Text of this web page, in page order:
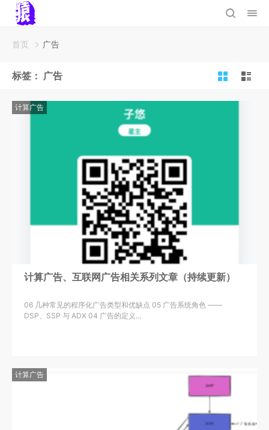
首页 广告
标签： 广告
计算广告
计算广告、互联网广告相关系列文章（持续更新）
06 几种常见的程序化广告类型和优缺点 05 广告系统角色 ——
DSP、SSP 与 ADX 04 广告的定义…
计算广告